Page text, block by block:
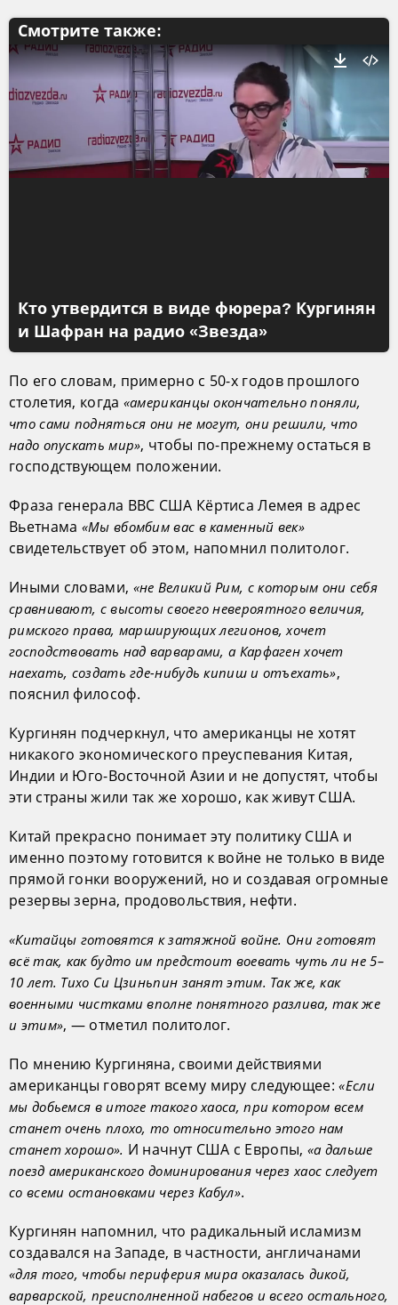
Смотрите также:
Кто утвердится в виде фюрера? Кургинян
и Шафран на радио «Звезда»
По его словам, примерно с 50-х годов прошлого
столетия, когда «американцы окончательно поняли,
что сами подняться они не могут, они решили, что
надо опускать мир», чтобы по-прежнему остаться в
господствующем положении.
Фраза генерала ВВС США Кёртиса Лемея в адрес
Вьетнама «Мы вбомбим вас в каменный век»
свидетельствует об этом, напомнил политолог.
Иными словами, «не Великий Рим, с которым они себя
сравнивают, с высоты своего невероятного величия,
римского права, марширующих легионов, хочет
господствовать над варварами, а Карфаген хочет
наехать, создать где-нибудь кипиш и отъехать»,
пояснил философ.
Кургинян подчеркнул, что американцы не хотят
никакого экономического преуспевания Китая,
Индии и Юго-Восточной Азии и не допустят, чтобы
эти страны жили так же хорошо, как живут США.
Китай прекрасно понимает эту политику США и
именно поэтому готовится к войне не только в виде
прямой гонки вооружений, но и создавая огромные
резервы зерна, продовольствия, нефти.
«Китайцы готовятся к затяжной войне. Они готовят
всё так, как будто им предстоит воевать чуть ли не 5–
10 лет. Тихо Си Цзиньпин занят этим. Так же, как
военными чистками вполне понятного разлива, так же
и этим», — отметил политолог.
По мнению Кургиняна, своими действиями
американцы говорят всему миру следующее:«Если
мы добьемся в итоге такого хаоса, при котором всем
станет очень плохо, то относительно этого нам
станет хорошо». И начнут США с Европы, «а дальше
поезд американского доминирования через хаос следует
со всеми остановками через Кабул».
Кургинян напомнил, что радикальный исламизм
создавался на Западе, в частности, англичанами
«для того, чтобы периферия мира оказалась дикой,
варварской, преисполненной набегов и всего остального,